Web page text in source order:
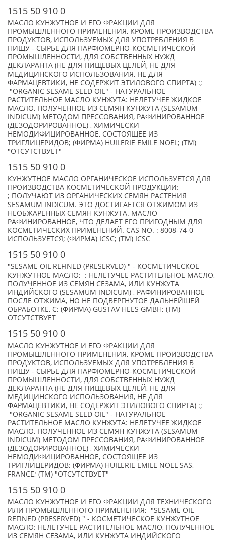
1515 50 910 0
МАСЛО КУНЖУТНОЕ И ЕГО ФРАКЦИИ ДЛЯ
ПРОМЫШЛЕННОГО ПРИМЕНЕНИЯ, КРОМЕ ПРОИЗВОДСТВА
ПРОДУКТОВ, ИСПОЛЬЗУЕМЫХ ДЛЯ УПОТРЕБЛЕНИЯ В
ПИЩУ - СЫРЬЁ ДЛЯ ПАРФЮМЕРНО-КОСМЕТИЧЕСКОЙ
ПРОМЫШЛЕННОСТИ, ДЛЯ СОБСТВЕННЫХ НУЖД
ДЕКЛАРАНТА (НЕ ДЛЯ ПИЩЕВЫХ ЦЕЛЕЙ, НЕ ДЛЯ
МЕДИЦИНСКОГО ИСПОЛЬЗОВАНИЯ, НЕ ДЛЯ
ФАРМАЦЕВТИКИ, НЕ СОДЕРЖИТ ЭТИЛОВОГО СПИРТА) :;
"ORGANIC SESAME SEED OIL" - НАТУРАЛЬНОЕ
РАСТИТЕЛЬНОЕ МАСЛО КУНЖУТА: НЕЛЕТУЧЕЕ ЖИДКОЕ
МАСЛО, ПОЛУЧЕННОЕ ИЗ СЕМЯН КУНЖУТА (SESAMUM
INDICUM) МЕТОДОМ ПРЕССОВАНИЯ, РАФИНИРОВАННОЕ
(ДЕЗОДОРИРОВАННОЕ) , ХИМИЧЕСКИ
НЕМОДИФИЦИРОВАННОЕ, СОСТОЯЩЕЕ ИЗ
ТРИГЛИЦЕРИДОВ; (ФИРМА) HUILERIE EMILE NOEL; (TM)
"ОТСУТСТВУЕТ"
1515 50 910 0
КУНЖУТНОЕ МАСЛО ОРГАНИЧЕСКОЕ ИСПОЛЬЗУЕТСЯ ДЛЯ
ПРОИЗВОДСТВА КОСМЕТИЧЕСКОЙ ПРОДУКЦИИ:
; ПОЛУЧАЮТ ИЗ ОРГАНИЧЕСКИХ СЕМЯН РАСТЕНИЯ
SESAMUM INDICUM. ЭТО ДОСТИГАЕТСЯ ОТЖИМОМ ИЗ
НЕОБЖАРЕННЫХ СЕМЯН КУНЖУТА. МАСЛО
РАФИНИРОВАННОЕ, ЧТО ДЕЛАЕТ ЕГО ПРИГОДНЫМ ДЛЯ
КОСМЕТИЧЕСКИХ ПРИМЕНЕНИЙ. CAS NO. : 8008-74-0
ИСПОЛЬЗУЕТСЯ; (ФИРМА) ICSC; (TM) ICSC
1515 50 910 0
"SESAME OIL REFINED (PRESERVED) " - КОСМЕТИЧЕСКОЕ
КУНЖУТНОЕ МАСЛО; : НЕЛЕТУЧЕЕ РАСТИТЕЛЬНОЕ МАСЛО,
ПОЛУЧЕННОЕ ИЗ СЕМЯН СЕЗАМА, ИЛИ КУНЖУТА
ИНДИЙСКОГО (SESAMUM INDICUM) , РАФИНИРОВАННОЕ
ПОСЛЕ ОТЖИМА, НО НЕ ПОДВЕРГНУТОЕ ДАЛЬНЕЙШЕЙ
ОБРАБОТКЕ, С; (ФИРМА) GUSTAV HEES GMBH; (TM)
ОТСУТСТВУЕТ
1515 50 910 0
МАСЛО КУНЖУТНОЕ И ЕГО ФРАКЦИИ ДЛЯ
ПРОМЫШЛЕННОГО ПРИМЕНЕНИЯ, КРОМЕ ПРОИЗВОДСТВА
ПРОДУКТОВ, ИСПОЛЬЗУЕМЫХ ДЛЯ УПОТРЕБЛЕНИЯ В
ПИЩУ - СЫРЬЁ ДЛЯ ПАРФЮМЕРНО-КОСМЕТИЧЕСКОЙ
ПРОМЫШЛЕННОСТИ, ДЛЯ СОБСТВЕННЫХ НУЖД
ДЕКЛАРАНТА (НЕ ДЛЯ ПИЩЕВЫХ ЦЕЛЕЙ, НЕ ДЛЯ
МЕДИЦИНСКОГО ИСПОЛЬЗОВАНИЯ, НЕ ДЛЯ
ФАРМАЦЕВТИКИ, НЕ СОДЕРЖИТ ЭТИЛОВОГО СПИРТА) :;
"ORGANIC SESAME SEED OIL" - НАТУРАЛЬНОЕ
РАСТИТЕЛЬНОЕ МАСЛО КУНЖУТА: НЕЛЕТУЧЕЕ ЖИДКОЕ
МАСЛО, ПОЛУЧЕННОЕ ИЗ СЕМЯН КУНЖУТА (SESAMUM
INDICUM) МЕТОДОМ ПРЕССОВАНИЯ, РАФИНИРОВАННОЕ
(ДЕЗОДОРИРОВАННОЕ) , ХИМИЧЕСКИ
НЕМОДИФИЦИРОВАННОЕ, СОСТОЯЩЕЕ ИЗ
ТРИГЛИЦЕРИДОВ; (ФИРМА) HUILERIE EMILE NOEL SAS,
FRANCE; (TM) "ОТСУТСТВУЕТ"
1515 50 910 0
МАСЛО КУНЖУТНОЕ И ЕГО ФРАКЦИИ ДЛЯ ТЕХНИЧЕСКОГО
ИЛИ ПРОМЫШЛЕННОГО ПРИМЕНЕНИЯ; "SESAME OIL
REFINED (PRESERVED) " - КОСМЕТИЧЕСКОЕ КУНЖУТНОЕ
МАСЛО: НЕЛЕТУЧЕЕ РАСТИТЕЛЬНОЕ МАСЛО, ПОЛУЧЕННОЕ
ИЗ СЕМЯН СЕЗАМА, ИЛИ КУНЖУТА ИНДИЙСКОГО